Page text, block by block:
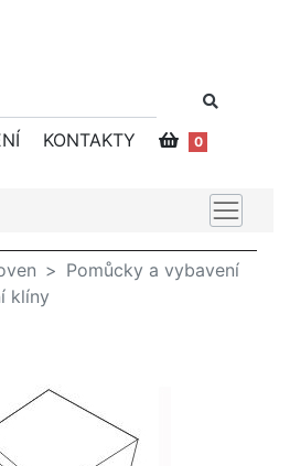
KONTAKTY 0
Pomůcky a vybavení
klíny